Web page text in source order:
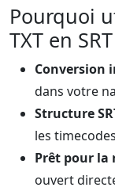
Pourquoi
TXT en
Conversion
dans votre
Structure
les
Prêt pour la
ouvert